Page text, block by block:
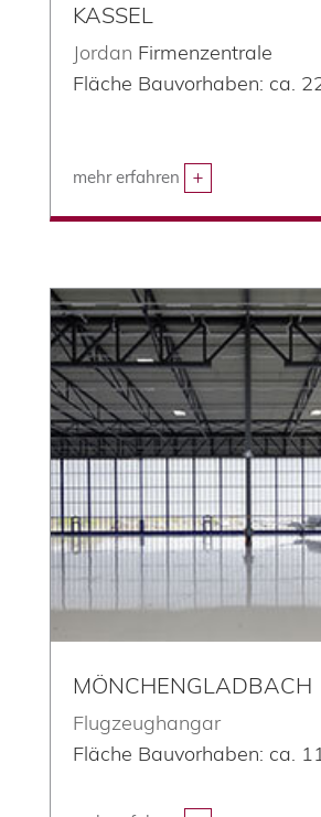
KASSEL
Jordan Firmenzentrale
Fläche Bauvorhaben: ca.
mehr erfahren
MÖNCHENGLADBACH
Flugzeughangar
Fläche Bauvorhaben: ca.